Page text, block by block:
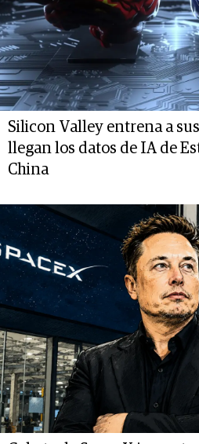
Silicon Valley entrena a
llegan los datos de IA de
China